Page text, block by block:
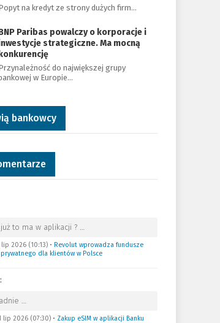
na kredyt ze strony dużych firm…
Paribas powalczy o korporacje i
strategiczne. Ma mocną
konkurencję
do największej grupy
w Europie…
bankowcy
to ma w aplikacji ? …
lip 2026 (10:13)• Revolut wprowadza fundusze
dla klientów w Polsce
:
…
lip 2026 (07:30)• Zakup eSIM w aplikacji Banku